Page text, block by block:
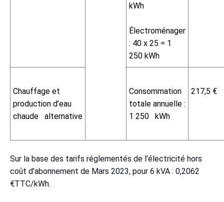
kWh
Électroménager
: 40 x 25 = 1
250 kWh
Chauffage et
production d’eau
chaude alternative
Consommation
totale annuelle :
1 250 kWh
217,5 €
Sur la base des tarifs réglementés de l’électricité hors
coût d’abonnement de Mars 2023, pour 6 kVA : 0,2062
€TTC/kWh.